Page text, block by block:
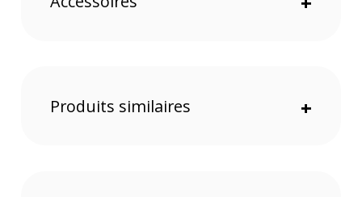
Produits similaires +